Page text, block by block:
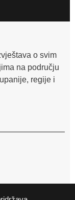
o svim
na području
regije i